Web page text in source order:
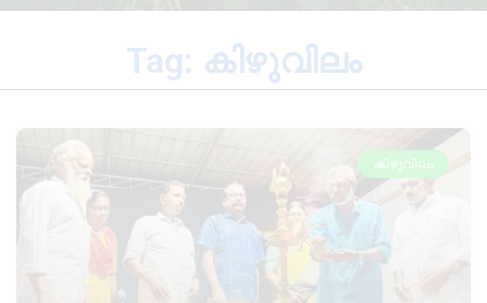
Tag: കിഴുവിലം
കിഴുവിലം